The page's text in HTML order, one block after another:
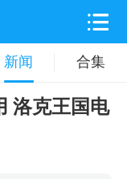
新闻 合集
洛克王国电